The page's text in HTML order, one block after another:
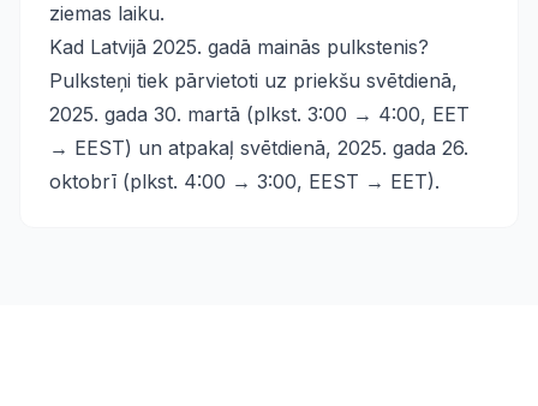
ziemas laiku.
Kad Latvijā 2025. gadā mainās pulkstenis?
Pulksteņi tiek pārvietoti uz priekšu svētdienā,
2025. gada 30. martā (plkst. 3:00 → 4:00, EET
→ EEST) un atpakaļ svētdienā, 2025. gada 26.
oktobrī (plkst. 4:00 → 3:00, EEST → EET).